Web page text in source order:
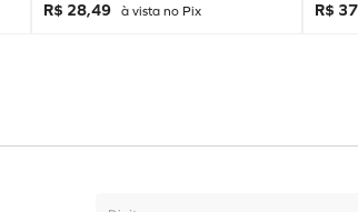
R$ 28,49 à vista no Pix R$